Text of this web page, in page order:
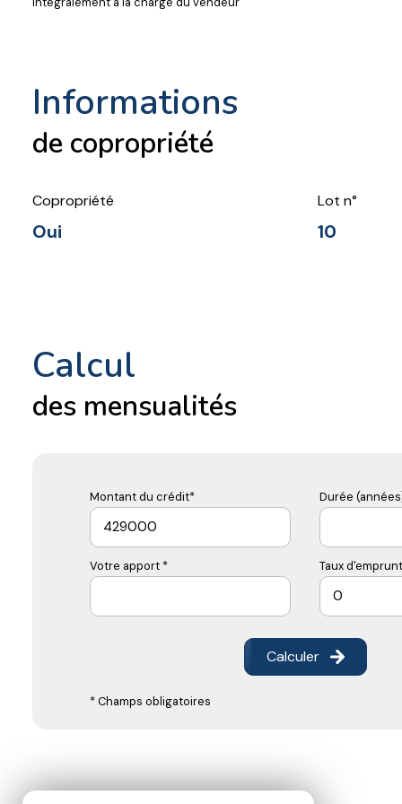
informations
de copropriété
Copropriété
Oui
Lot n°
10
calcul
des mensualités
Montant du crédit* Durée
Votre apport * Taux
Calculer
* Champs obligatoires